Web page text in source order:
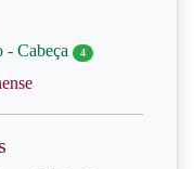
- Cabeça 4